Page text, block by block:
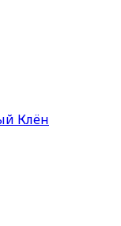
Клён